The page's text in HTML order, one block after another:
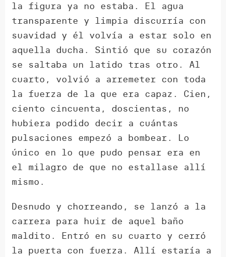
la figura ya no estaba. El agua
transparente y limpia discurría con
suavidad y él volvía a estar solo en
aquella ducha. Sintió que su corazón
se saltaba un latido tras otro. Al
cuarto, volvió a arremeter con toda
la fuerza de la que era capaz. Cien,
ciento cincuenta, doscientas, no
hubiera podido decir a cuántas
pulsaciones empezó a bombear. Lo
único en lo que pudo pensar era en
el milagro de que no estallase allí
mismo.
Desnudo y chorreando, se lanzó a la
carrera para huir de aquel baño
maldito. Entró en su cuarto y cerró
la puerta con fuerza. Allí estaría a